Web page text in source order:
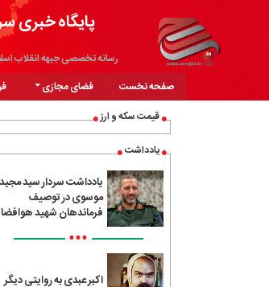
پایگاه خبری
رسانه تخصصی جبهه انقلاب
صفحه نخست فضای مجازی
قیمت سکه و ارز
یادداشت
یادداشت سردار سید مجید
موسوی در توصیف
فرماندهان شهید هوافضا
•••
اکبر عبدی به روایتی دیگر